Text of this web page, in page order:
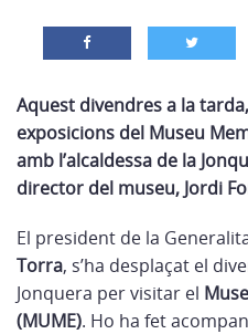
Aquest divendres a la
exposicions del Museu
amb l’alcaldessa de la
director del museu, Jordi
El president de la
Torra, s’ha desplaçat el
Jonquera per visitar el
(MUME). Ho ha fet